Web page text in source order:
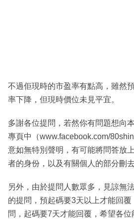
不過佢現時的市盈率有點高，雖然
率下降，但現時價位未見平宜。
多謝各位提問，若然你有問題想向
專頁中（www.facebook.com/
意如無特別聲明，有可能將問答放
者的身份，以及有關個人的部分刪去
另外，由於提問人數眾多，見諒無
的提問，預起碼要3天以上才能回
問，起碼要7天才能回覆，希望各位